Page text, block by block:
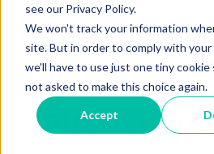
see our Privacy Policy.
We won't track your information
site. But in order to comply with
we'll have to use just one tiny
not asked to make this choice again.
Accept
Perché il
non mangia:
sintomi e